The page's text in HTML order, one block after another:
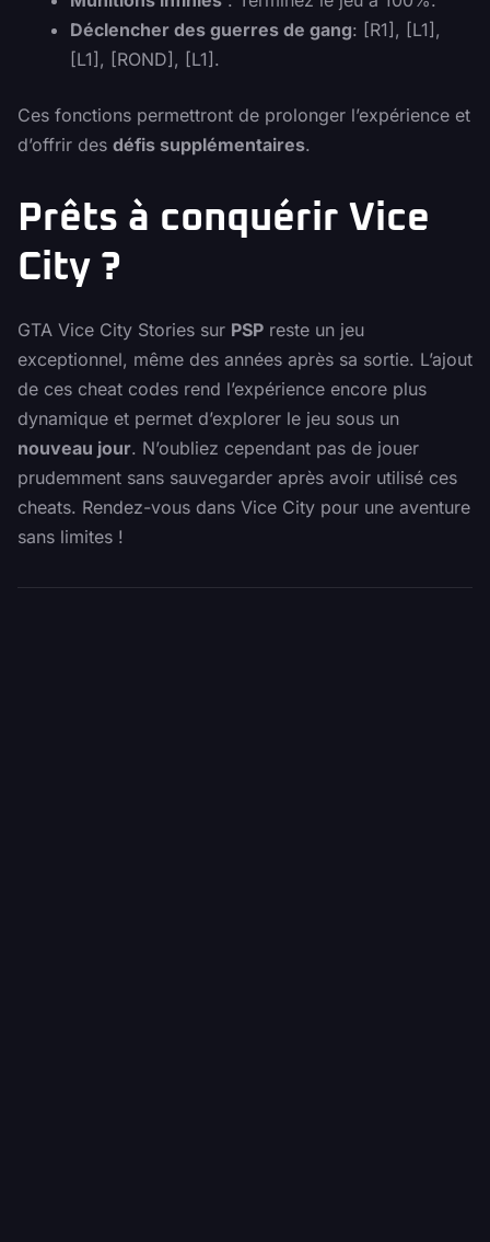
Déclencher des guerres de gang: [R1], [L1],
[L1], [ROND], [L1].
Ces fonctions permettront de prolonger l’expérience et
d’offrir des défis supplémentaires.
Prêts à conquérir Vice
City ?
GTA Vice City Stories sur PSP reste un jeu
exceptionnel, même des années après sa sortie. L’ajout
de ces cheat codes rend l’expérience encore plus
dynamique et permet d’explorer le jeu sous un
nouveau jour. N’oubliez cependant pas de jouer
prudemment sans sauvegarder après avoir utilisé ces
cheats. Rendez-vous dans Vice City pour une aventure
sans limites !